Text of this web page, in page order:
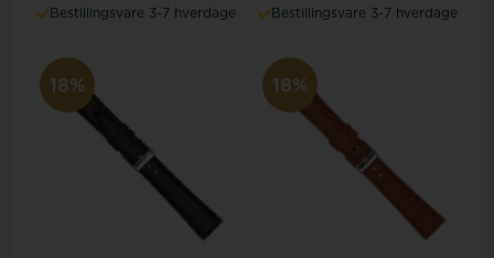
Bestillingsvare 3-7 hverdage Bestillingsvare 3-7 hverdage
18% 18%